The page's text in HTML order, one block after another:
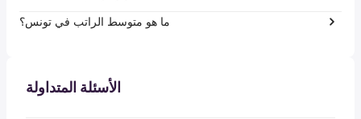
ما هو متوسط الراتب في تونس؟
الأسئلة المتداولة